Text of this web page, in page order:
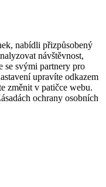
nabídli přizpůsobený
návštěvnost,
se svými partnery pro
upravíte odkazem
změnit v patičce webu.
ochrany osobních